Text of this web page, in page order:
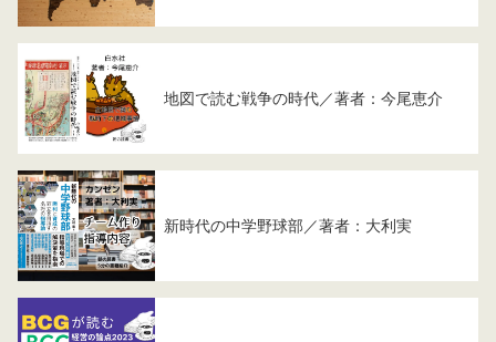
地図で読む戦争の時代／著者：今尾恵介
新時代の中学野球部／著者：大利実